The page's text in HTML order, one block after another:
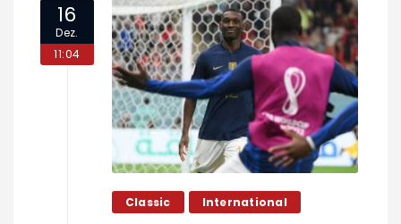
16
Dez.
11:04
Classic International